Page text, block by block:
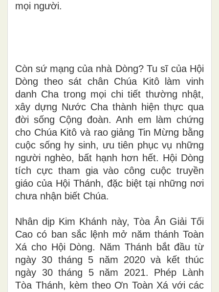
mọi người.
Còn sứ mạng của nhà Dòng? Tu sĩ của Hội
Dòng theo sát chân Chúa Kitô làm vinh
danh Cha trong mọi chi tiết thường nhật,
xây dựng Nước Cha thành hiện thực qua
đời sống Cộng đoàn. Anh em làm chứng
cho Chúa Kitô và rao giảng Tin Mừng bằng
cuộc sống hy sinh, ưu tiên phục vụ những
người nghèo, bất hạnh hơn hết. Hội Dòng
tích cực tham gia vào công cuộc truyền
giáo của Hội Thánh, đặc biệt tại những nơi
chưa nhận biết Chúa.
Nhân dịp Kim Khánh này, Tòa Ân Giải Tối
Cao có ban sắc lệnh mở năm thánh Toàn
Xá cho Hội Dòng. Năm Thánh bắt đầu từ
ngày 30 tháng 5 năm 2020 và kết thúc
ngày 30 tháng 5 năm 2021. Phép Lành
Tòa Thánh, kèm theo Ơn Toàn Xá với các